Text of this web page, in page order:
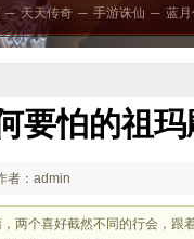
─ 天天传奇 ─ 手游诛仙 ─ 蓝
要怕的祖
者：admin
两个喜好截然不同的行会，跟